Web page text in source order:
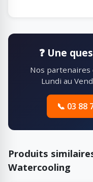
❓ Une
Nos
Lundi au
📞 03 88
Produits
Watercooling